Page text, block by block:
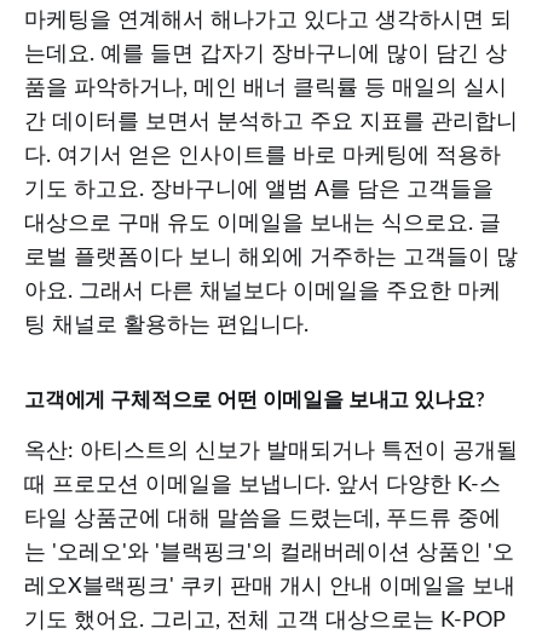
마케팅을 연계해서 해나가고 있다고 생각하시면 되
는데요. 예를 들면 갑자기 장바구니에 많이 담긴 상
품을 파악하거나, 메인 배너 클릭률 등 매일의 실시
간 데이터를 보면서 분석하고 주요 지표를 관리합니
다. 여기서 얻은 인사이트를 바로 마케팅에 적용하
기도 하고요. 장바구니에 앨범 A를 담은 고객들을
대상으로 구매 유도 이메일을 보내는 식으로요. 글
로벌 플랫폼이다 보니 해외에 거주하는 고객들이 많
아요. 그래서 다른 채널보다 이메일을 주요한 마케
팅 채널로 활용하는 편입니다.
고객에게 구체적으로 어떤 이메일을 보내고 있나요?
옥산: 아티스트의 신보가 발매되거나 특전이 공개될
때 프로모션 이메일을 보냅니다. 앞서 다양한 K-스
타일 상품군에 대해 말씀을 드렸는데, 푸드류 중에
는 '오레오'와 '블랙핑크'의 컬래버레이션 상품인 '오
레오X블랙핑크' 쿠키 판매 개시 안내 이메일을 보내
기도 했어요. 그리고, 전체 고객 대상으로는 K-POP